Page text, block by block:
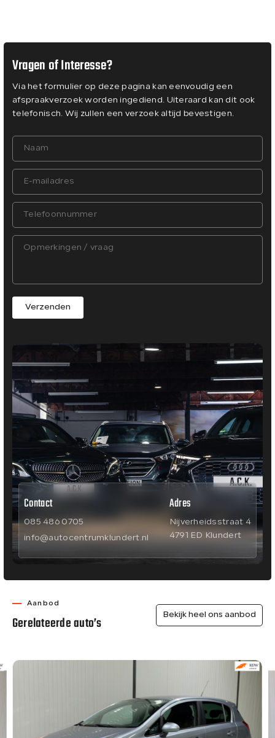
Vragen of Interesse?
Via het formulier op deze pagina kan eenvoudig een
afspraakverzoek worden ingediend. Uiteraard kan dit ook
telefonisch. Wij zullen een verzoek altijd bevestigen.
Verzenden
Contact
085 486 0705
info@autocentrumklundert.nl
Adres
Nijverheidsstraat 4
4791 ED Klundert
Aanbod
Gerelateerde auto’s Bekijk heel ons aanbod